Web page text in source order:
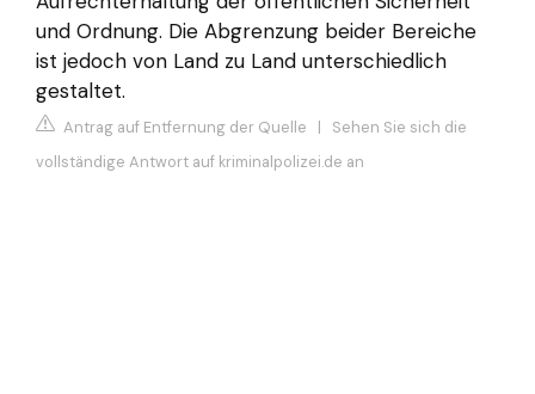
und Ordnung. Die Abgrenzung beider Bereiche
ist jedoch von Land zu Land unterschiedlich
gestaltet.
Antrag auf Entfernung der Quelle | Sehen Sie sich die
vollständige Antwort auf kriminalpolizei.de an